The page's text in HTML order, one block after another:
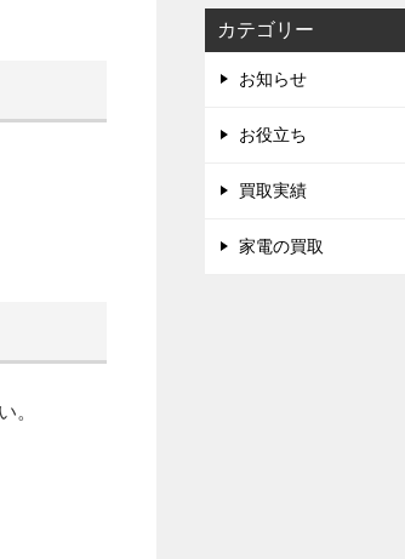
。
カテゴリー
お知らせ
お役立ち
買取実績
家電の買取